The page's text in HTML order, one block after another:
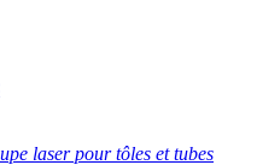
laser pour tôles et tubes